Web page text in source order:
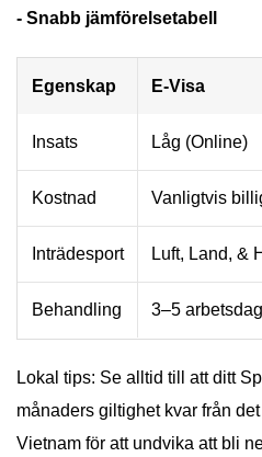
- Snabb jämförelsetabell
Egenskap E-Visa
Insats Låg (Online)
Kostnad Vanligtvis
Inträdesport Luft, Land, &
Behandling 3–5
Lokal tips: Se alltid till att ditt
månaders giltighet kvar från
Vietnam för att undvika att bli